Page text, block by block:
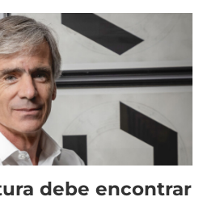
debe encontrar